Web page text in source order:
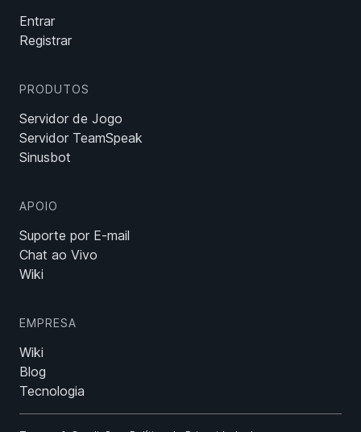
Entrar
Registrar
PRODUTOS
Servidor de Jogo
Servidor TeamSpeak
Sinusbot
APOIO
Suporte por E-mail
Chat ao Vivo
Wiki
EMPRESA
Wiki
Blog
Tecnologia